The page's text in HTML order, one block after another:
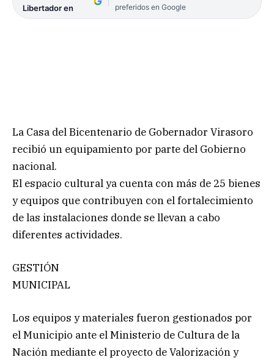
Libertador en
preferidos en Google
La Casa del Bicentenario de Gobernador Virasoro
recibió un equipamiento por parte del Gobierno
nacional.
El espacio cultural ya cuenta con más de 25 bienes
y equipos que contribuyen con el fortalecimiento
de las instalaciones donde se llevan a cabo
diferentes actividades.
GESTIÓN
MUNICIPAL
Los equipos y materiales fueron gestionados por
el Municipio ante el Ministerio de Cultura de la
Nación mediante el proyecto de Valorización y